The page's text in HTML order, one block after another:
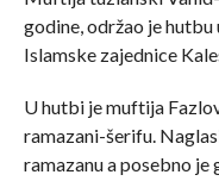
godine, održao je
Islamske zajednice
U hutbi je muftija
ramazani-šerifu.
ramazanu a posebno je